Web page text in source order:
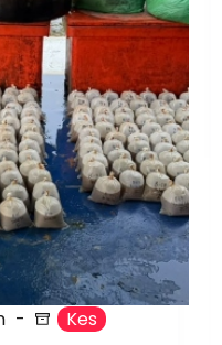
Kes